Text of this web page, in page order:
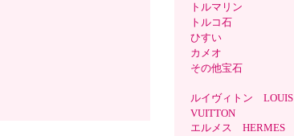
トルマリン
トルコ石
ひすい
カメオ
その他宝石
ルイヴィトン LOUIS
VUITTON
エルメス HERMES